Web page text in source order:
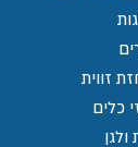
זווית
כלים
ולגן